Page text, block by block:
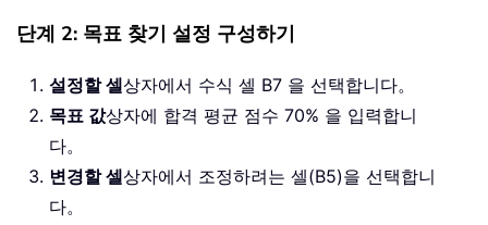
단계 2: 목표 찾기 설정 구성하기
설정할 셀상자에서 수식 셀 B7 을 선택합니다。
목표 값상자에 합격 평균 점수 70% 을 입력합니
다。
변경할 셀상자에서 조정하려는 셀(B5)을 선택합니
다。